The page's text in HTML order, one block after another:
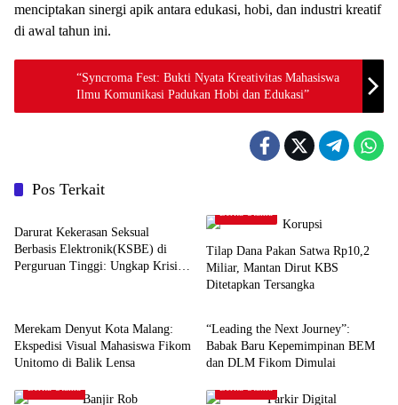
menciptakan sinergi apik antara edukasi, hobi, dan industri kreatif
di awal tahun ini.
“Syncroma Fest: Bukti Nyata Kreativitas Mahasiswa
Ilmu Komunikasi Padukan Hobi dan Edukasi”
Pos Terkait
Berita Utama
Darurat Kekerasan Seksual
Berbasis Elektronik(KSBE) di
Perguruan Tinggi: Ungkap Krisis
Tilap Dana Pakan Satwa Rp10,2
Miliar, Mantan Dirut KBS
Ditetapkan Tersangka
Merekam Denyut Kota Malang:
Ekspedisi Visual Mahasiswa Fikom
Unitomo di Balik Lensa
Berita Utama
“Leading the Next Journey”:
Babak Baru Kepemimpinan BEM
dan DLM Fikom Dimulai